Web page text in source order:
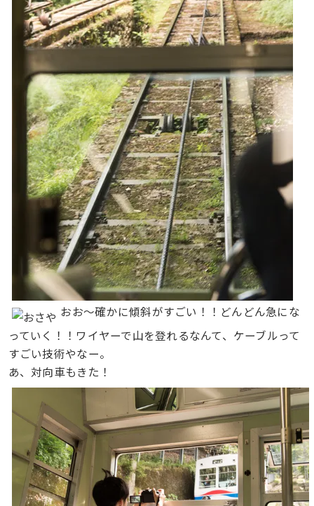
おお〜確かに傾斜がすごい！！どんどん急にな
っていく！！ワイヤーで山を登れるなんて、ケーブルって
すごい技術やなー。
あ、対向車もきた！